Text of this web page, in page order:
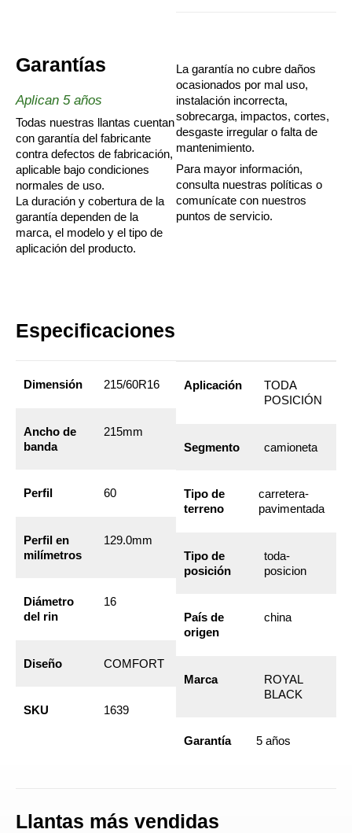
Garantías
Aplican 5 años
Todas nuestras llantas cuentan
con garantía del fabricante
contra defectos de fabricación,
aplicable bajo condiciones
normales de uso.
La duración y cobertura de la
garantía dependen de la
marca, el modelo y el tipo de
aplicación del producto.
La garantía no cubre daños
ocasionados por mal uso,
instalación incorrecta,
sobrecarga, impactos, cortes,
desgaste irregular o falta de
mantenimiento.
Para mayor información,
consulta nuestras políticas o
comunícate con nuestros
puntos de servicio.
Especificaciones
Dimensión 215/60R16
Ancho de
banda
215mm
Perfil 60
Perfil en
milímetros
129.0mm
Diámetro
del rin
16
Diseño COMFORT
SKU 1639
Aplicación
TODA
POSICIÓN
Segmento camioneta
Tipo de
terreno
carretera-
pavimentada
Tipo de
posición
toda-
posicion
País de
origen
china
Marca
ROYAL
BLACK
Garantía 5 años
Llantas más vendidas